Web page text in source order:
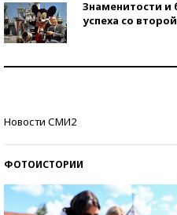
Знаменитости
успеха со
Новости СМИ2
ФОТОИСТОРИИ